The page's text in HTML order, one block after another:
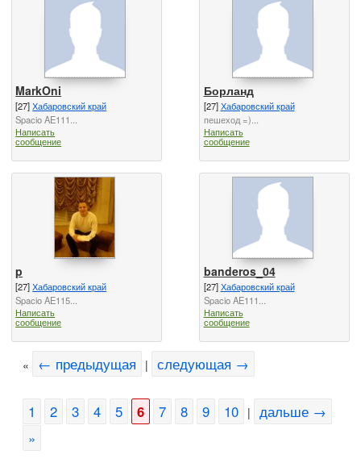
MarkOni
[27]Хабаровский край
Spacio AE111...
Написать
сообщение
Борланд
[27]Хабаровский край
пешеход =)...
Написать
сообщение
p
[27]Хабаровский край
Spacio AE115...
Написать
сообщение
banderos_04
[27]Хабаровский край
Spacio AE111...
Написать
сообщение
« ← предыдущая | следующая →
1 2 3 4 5 6 7 8 9 10 | дальше →
»